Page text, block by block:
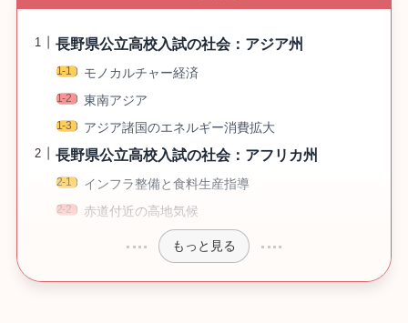
長野県公立高校入試の社会：アジア州
モノカルチャー経済
東南アジア
アジア諸国のエネルギー消費拡大
長野県公立高校入試の社会：アフリカ州
インフラ整備と食料生産指導
赤道付近の高地気候
もっと見る